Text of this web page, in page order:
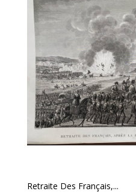
Retraite Des Français,...